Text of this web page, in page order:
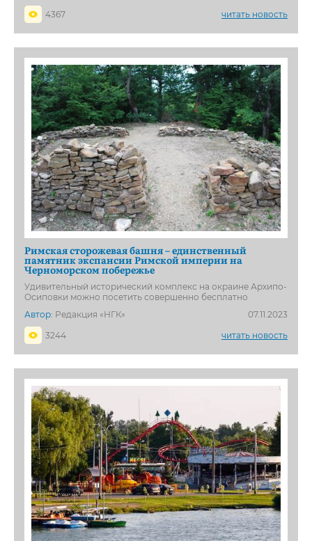
4367 читать новость
Римская сторожевая башня – единственный
памятник экспансии Римской империи на
Черноморском побережье
Удивительный исторический комплекс на окраине Архипо-
Осиповки можно посетить совершенно бесплатно
Автор: Редакция «НГК»
07.11.2023
3244
читать новость